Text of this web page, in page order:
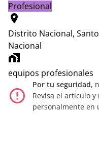
Profesional
location_on
Distrito Nacional,
Nacional
home_work
equipos profesionales
error_outline
Por tu seguridad,
Revisa el artículo
personalmente en